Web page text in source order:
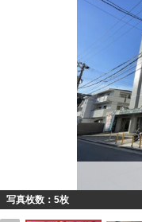
写真枚数：5枚